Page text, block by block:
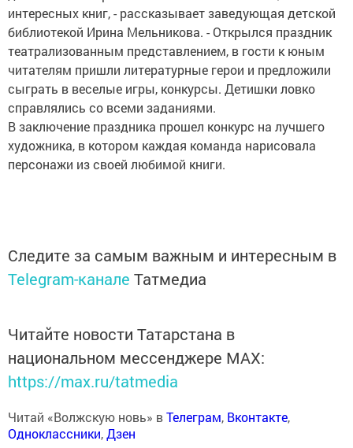
интересных книг, - рассказывает заведующая детской
библиотекой Ирина Мельникова. - Открылся праздник
театрализованным представлением, в гости к юным
читателям пришли литературные герои и предложили
сыграть в веселые игры, конкурсы. Детишки ловко
справлялись со всеми заданиями.
В заключение праздника прошел конкурс на лучшего
художника, в котором каждая команда нарисовала
персонажи из своей любимой книги.
Следите за самым важным и интересным в
Telegram-канале Татмедиа
Читайте новости Татарстана в
национальном мессенджере MАХ:
https://max.ru/tatmedia
Читай «Волжскую новь» вТелеграм, Вконтакте,
Одноклассники,Дзен